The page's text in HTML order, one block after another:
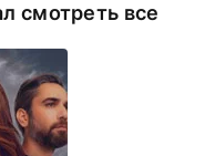
смотреть все